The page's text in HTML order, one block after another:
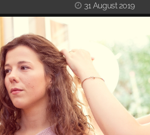
31 August 2019